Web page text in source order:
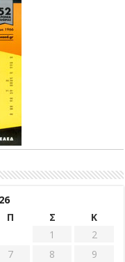
Π Σ
Κ
1
2
7 8
9